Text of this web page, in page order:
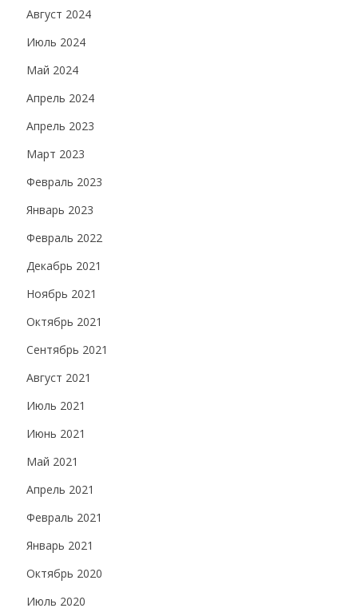
Август 2024
Июль 2024
Май 2024
Апрель 2024
Апрель 2023
Март 2023
Февраль 2023
Январь 2023
Февраль 2022
Декабрь 2021
Ноябрь 2021
Октябрь 2021
Сентябрь 2021
Август 2021
Июль 2021
Июнь 2021
Май 2021
Апрель 2021
Февраль 2021
Январь 2021
Октябрь 2020
Июль 2020